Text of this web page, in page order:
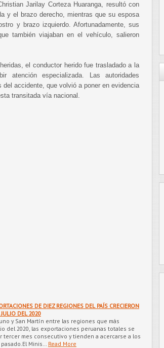
Jarilay Corteza Huaranga, resultó con
y el brazo derecho, mientras que su esposa
y brazo izquierdo. Afortunadamente, sus
también viajaban en el vehículo, salieron
el conductor herido fue trasladado a la
atención especializada. Las autoridades
accidente, que volvió a poner en evidencia
transitada vía nacional.
DE DIEZ REGIONES DEL PAÍS CRECIERON
JULIO DEL 2020
y San Martín entre las regiones que más
del 2020, las exportaciones peruanas totales se
tercer mes consecutivo y tienden a acercarse a los
Minis…
Read More